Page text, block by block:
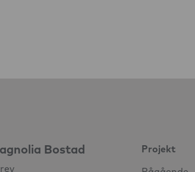
Bostad Projekt